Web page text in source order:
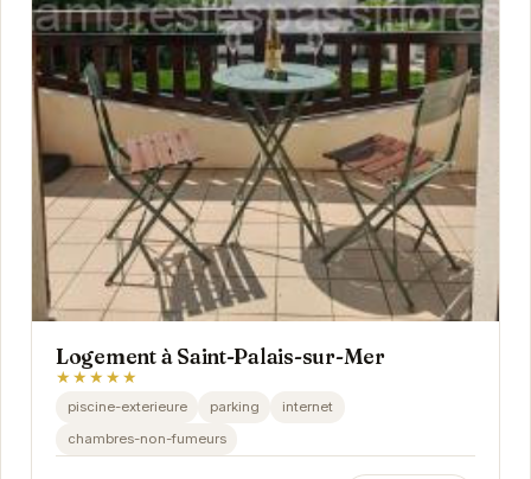
Logement à Saint-Palais-sur-Mer
★★★★★
piscine-exterieure parking
internet
chambres-non-fumeurs